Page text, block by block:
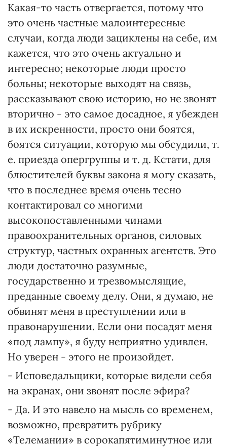
Какая-то часть отвергается, потому что
это очень частные малоинтересные
случаи, когда люди зациклены на себе, им
кажется, что это очень актуально и
интересно; некоторые люди просто
больны; некоторые выходят на связь,
рассказывают свою историю, но не звонят
вторично - это самое досадное, я убежден
в их искренности, просто они боятся,
боятся ситуации, которую мы обсудили, т.
е. приезда опергруппы и т. д. Кстати, для
блюстителей буквы закона я могу сказать,
что в последнее время очень тесно
контактировал со многими
высокопоставленными чинами
правоохранительных органов, силовых
структур, частных охранных агентств. Это
люди достаточно разумные,
государственно и трезвомыслящие,
преданные своему делу. Они, я думаю, не
обвинят меня в преступлении или в
правонарушении. Если они посадят меня
«под лампу», я буду неприятно удивлен.
Но уверен - этого не произойдет.
- Исповедальщики, которые видели себя
на экранах, они звонят после эфира?
- Да. И это навело на мысль со временем,
возможно, превратить рубрику
«Телемании» в сорокапятиминутное или